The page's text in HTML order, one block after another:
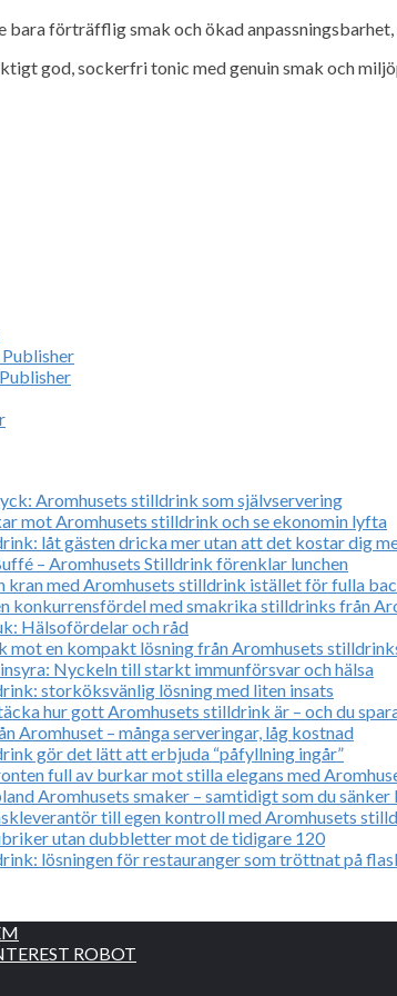
bara förträfflig smak och ökad
god, sockerfri tonic med genuin smak och
Aromhusets stilldrink som självservering
mot Aromhusets stilldrink och se ekonomin lyfta
låt gästen dricka mer utan att det kostar dig
– Aromhusets Stilldrink förenklar lunchen
kran med Aromhusets stilldrink istället för fulla
konkurrensfördel med smakrika stilldrinks från
Hälsofördelar och råd
mot en kompakt lösning från Aromhusets
Nyckeln till starkt immunförsvar och hälsa
storköksvänlig lösning med liten insats
hur gott Aromhusets stilldrink är – och du
Aromhuset – många serveringar, låg kostnad
gör det lätt att erbjuda “påfyllning ingår”
full av burkar mot stilla elegans med
Aromhusets smaker – samtidigt som du sänker
till egen kontroll med Aromhusets
utan dubbletter mot de tidigare 120
lösningen för restauranger som tröttnat på
ROBOT